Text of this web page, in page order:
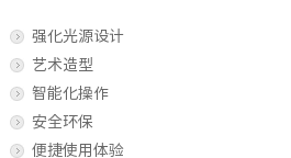
强化光源设计
艺术造型
智能化操作
安全环保
便捷使用体验